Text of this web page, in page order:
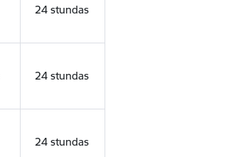
24 stundas
24 stundas
24 stundas